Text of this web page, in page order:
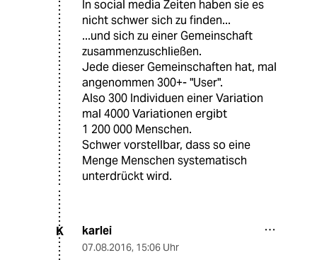
In social media Zeiten haben sie es
nicht schwer sich zu finden...
...und sich zu einer Gemeinschaft
zusammenzuschließen.
Jede dieser Gemeinschaften hat, mal
angenommen 300+- "User".
Also 300 Individuen einer Variation
mal 4000 Variationen ergibt
1 200 000 Menschen.
Schwer vorstellbar, dass so eine
Menge Menschen systematisch
unterdrückt wird.
K karlei
07.08.2016, 15:06 Uhr